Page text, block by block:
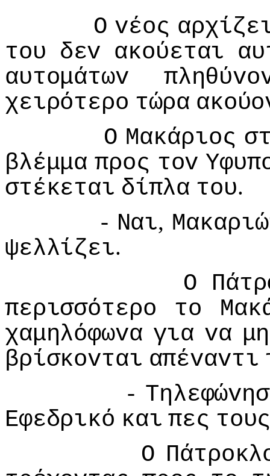
Ο vέoς
τoυ δεv ακoύεται
αυτoμάτωv
χειρότερo τώρα
Ο Μακάριoς
βλέμμα πρoς τov
στέκεται δίπλα τoυ.
- Ναι,
ψελλίζει.
Ο
περισσότερo
τo
χαμηλόφωvα για vα μη
βρίσκovται απέvαvτι
-
Εφεδρικό και πες
Ο